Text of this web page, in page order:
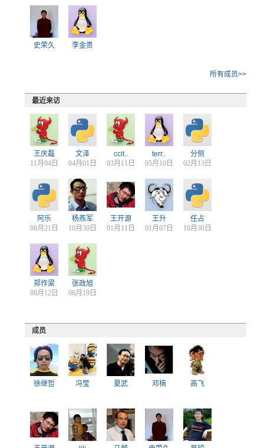
史荣久 李金贵
所有成员>>
最近来访
王庆磊
11月04日
文泽
04月01日
ccit..
03月11日
terr..
05月10日
分侧
02月13日
阿乐
08月21日
杨燕军
10月30日
王开源
01月11日
王升
01月07日
任占
10月30日
郑作梁
08月12日
张政旭
06月19日
成员
徐继哲 冯莹 夏武 邓楠 高飞